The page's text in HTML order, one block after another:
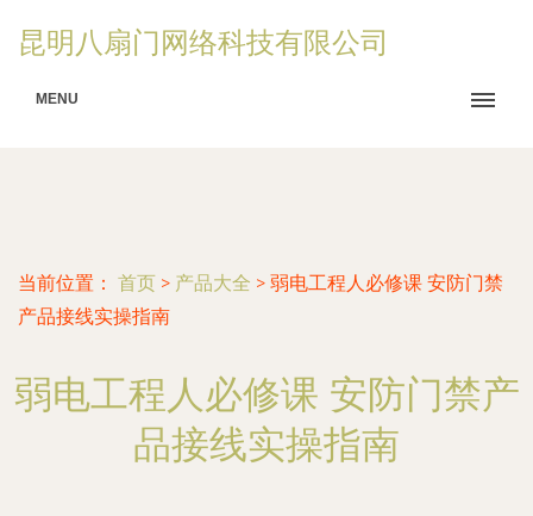
昆明八扇门网络科技有限公司
MENU
当前位置： 首页 > 产品大全 > 弱电工程人必修课 安防门禁
产品接线实操指南
弱电工程人必修课 安防门禁产
品接线实操指南